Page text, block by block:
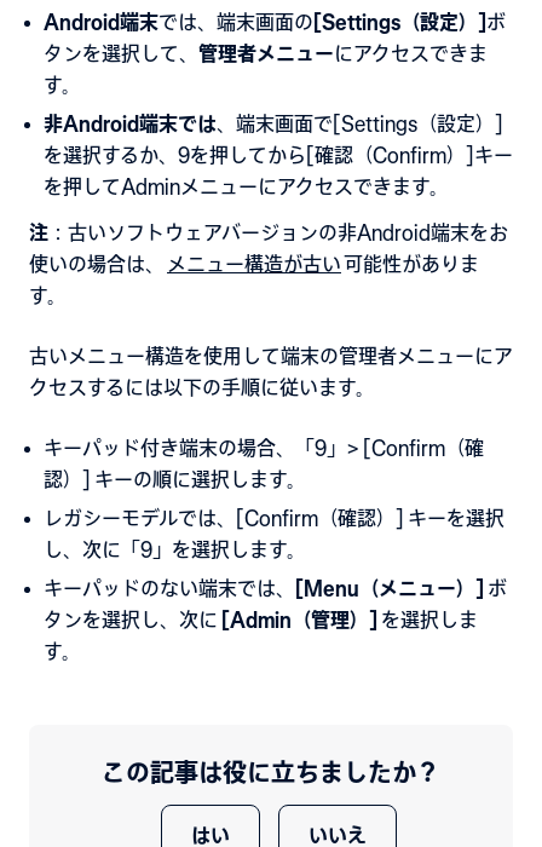
Android端末では、端末画面の [Settings（設定）] ボ
タンを選択して、 管理者メニューにアクセスできま
す。
非Android端末では、端末画面で[Settings（設定）]
を選択するか、9を押してから[確認（Confirm）]キー
を押してAdminメニューにアクセスできます。
注 ：古いソフトウェアバージョンの非Android端末をお
使いの場合は、
メニュー構造が古い 可能性がありま
す。
古いメニュー構造を使用して端末の管理者メニューにア
クセスするには以下の手順に従います。
キーパッド付き端末の場合、「9」> [Confirm（確
認）] キーの順に選択します。
レガシーモデルでは、[Confirm（確認）] キーを選択
し、次に「9」を選択します。
キーパッドのない端末では、
[Menu（メニュー）]
ボ
タンを選択し、次に
[Admin（管理）] を選択しま
す。
この記事は役に立ちましたか？
はい いいえ